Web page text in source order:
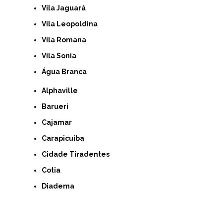
Vila Jaguará
Vila Leopoldina
Vila Romana
Vila Sonia
Água Branca
Alphaville
Barueri
Cajamar
Carapicuíba
Cidade Tiradentes
Cotia
Diadema